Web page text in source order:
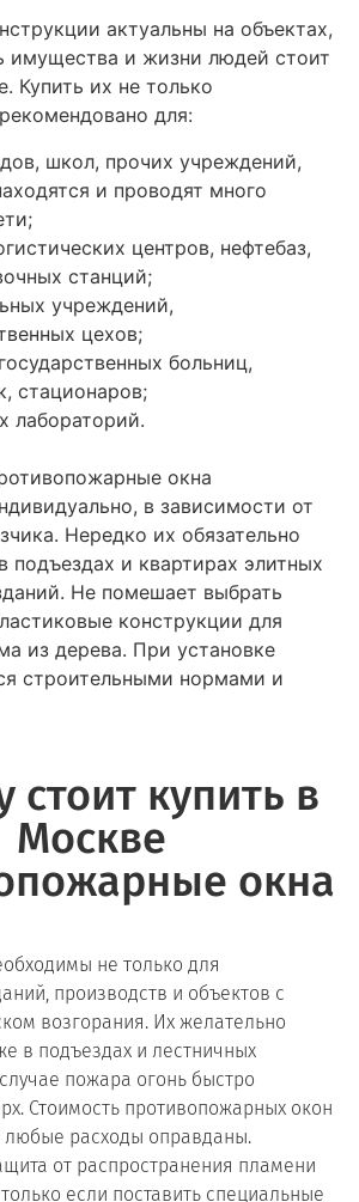
актуальны на объектах,
имущества и жизни людей стоит
Купить их не только
для:
школ, прочих учреждений,
и проводят много
центров, нефтебаз,
станций;
учреждений,
цехов;
больниц,
стационаров;
лабораторий.
окна
в зависимости от
Нередко их обязательно
подъездах и квартирах элитных
Не помешает выбрать
конструкции для
из дерева. При установке
строительными нормами и
стоит купить в
Москве
окна
не только для
производств и объектов с
возгорания. Их желательно
в подъездах и лестничных
пожара огонь быстро
Стоимость противопожарных окон
любые расходы оправданы.
от распространения пламени
если поставить специальные